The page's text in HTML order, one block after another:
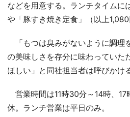
などを用意する。ランチタイムに
や「豚すき焼き定食」（以上1,080
「もつは臭みがないように調理
の美味しさを存分に味わっていた
ほしい」と同社担当者は呼びかけ
営業時間は11時30分～14時、
休。ランチ営業は平日のみ。